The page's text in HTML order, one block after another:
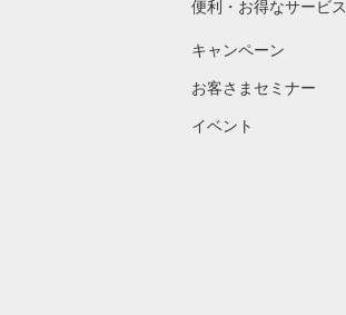
便利・お得なサービス
キャンペーン
お客さまセミナー
イベント